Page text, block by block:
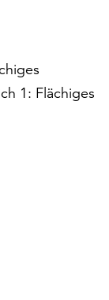
1: Flächiges